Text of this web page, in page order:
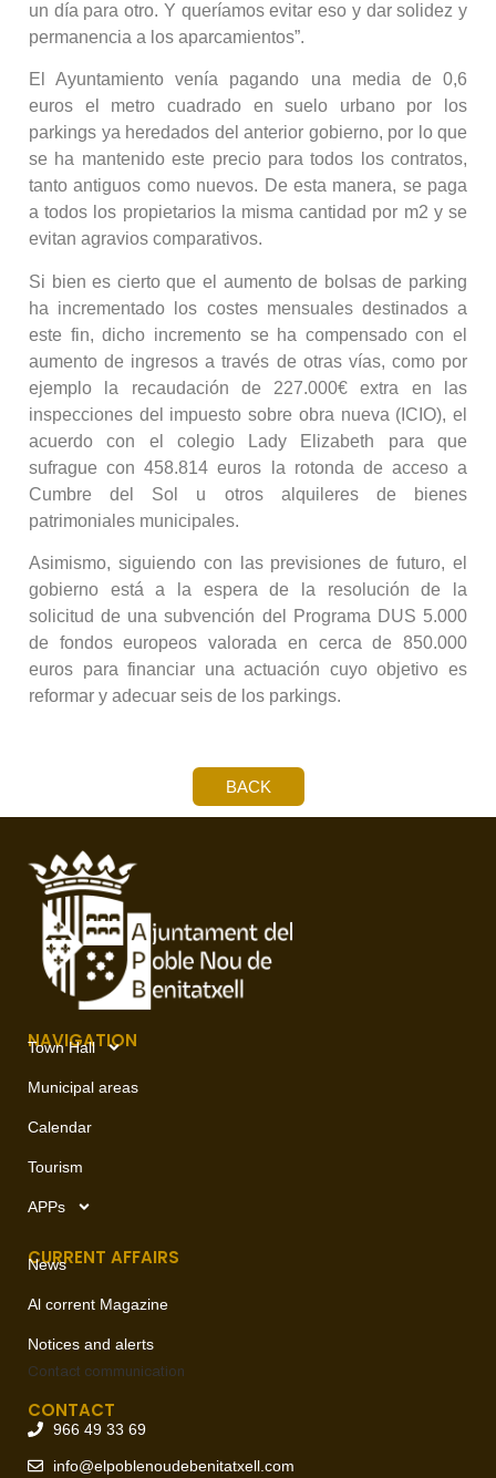
un día para otro. Y queríamos evitar eso y dar solidez y
permanencia a los aparcamientos”.
El Ayuntamiento venía pagando una media de 0,6
euros el metro cuadrado en suelo urbano por los
parkings ya heredados del anterior gobierno, por lo que
se ha mantenido este precio para todos los contratos,
tanto antiguos como nuevos. De esta manera, se paga
a todos los propietarios la misma cantidad por m2 y se
evitan agravios comparativos.
Si bien es cierto que el aumento de bolsas de parking
ha incrementado los costes mensuales destinados a
este fin, dicho incremento se ha compensado con el
aumento de ingresos a través de otras vías, como por
ejemplo la recaudación de 227.000€ extra en las
inspecciones del impuesto sobre obra nueva (ICIO), el
acuerdo con el colegio Lady Elizabeth para que
sufrague con 458.814 euros la rotonda de acceso a
Cumbre del Sol u otros alquileres de bienes
patrimoniales municipales.
Asimismo, siguiendo con las previsiones de futuro, el
gobierno está a la espera de la resolución de la
solicitud de una subvención del Programa DUS 5.000
de fondos europeos valorada en cerca de 850.000
euros para financiar una actuación cuyo objetivo es
reformar y adecuar seis de los parkings.
BACK
NAVIGATION
Town Hall
Municipal areas
Calendar
Tourism
APPs
CURRENT AFFAIRS
News
Al corrent Magazine
Notices and alerts
Contact communication
CONTACT
966 49 33 69
info@elpoblenoudebenitatxell.com